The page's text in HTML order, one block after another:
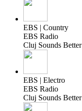
EBS | Country
EBS Radio
Cluj Sounds Better
EBS | Electro
EBS Radio
Cluj Sounds Better